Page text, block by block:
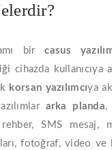
bircasus
cihazda
korsan yazılımcıya
arka planda,
rehber, SMS mesaj,
fotoğraf, video ve